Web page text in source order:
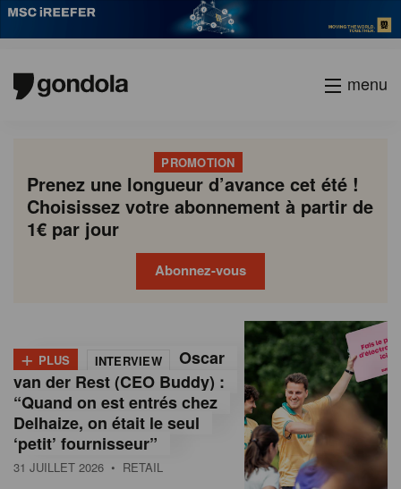
menu
PROMOTION
Prenez une longueur d’avance cet été !
Choisissez votre abonnement à partir de
1€ par jour
Abonnez-vous
o
n
d
o
+ PLUS INTERVIEW
Oscar
van der Rest (CEO Buddy) :
“Quand on est entrés chez
Delhaize, on était le seul
‘petit’ fournisseur”
31 JUILLET 2026 • RETAIL